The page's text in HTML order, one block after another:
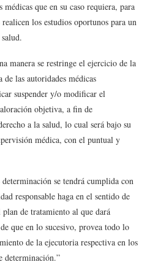
médicas que en su caso requiera, para
los estudios oportunos para un
manera se restringe el ejercicio de la
las autoridades médicas
suspender y/o modificar el
objetiva, a fin de
a la salud, lo cual será bajo su
médica, con el puntual y
se tendrá cumplida con
responsable haga en el sentido de
de tratamiento al que dará
que en lo sucesivo, provea todo lo
de la ejecutoria respectiva en los
determinación.”